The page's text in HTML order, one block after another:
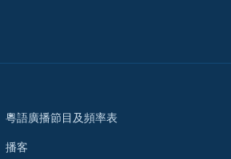
粵語廣播節目及頻率表
播客